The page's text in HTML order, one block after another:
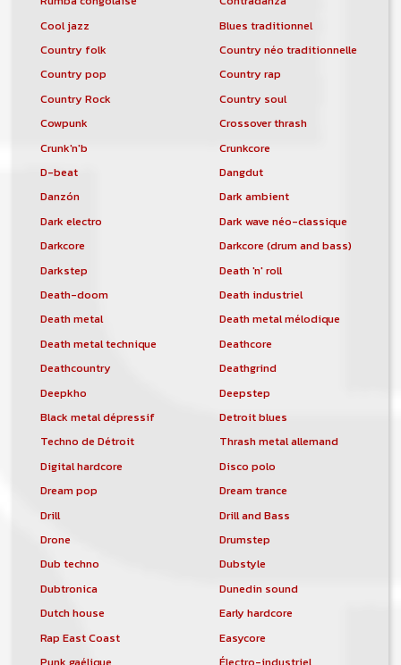
Cool jazz
Blues traditionnel
Country folk
Country néo traditionnelle
Country pop
Country rap
Country Rock
Country soul
Cowpunk
Crossover thrash
Crunk'n'b
Crunkcore
D-beat
Dangdut
Danzón
Dark ambient
Dark electro
Dark wave néo-classique
Darkcore
Darkcore (drum and bass)
Darkstep
Death 'n' roll
Death-doom
Death industriel
Death metal
Death metal mélodique
Death metal technique
Deathcore
Deathcountry
Deathgrind
Deepkho
Deepstep
Black metal dépressif
Detroit blues
Techno de Détroit
Thrash metal allemand
Digital hardcore
Disco polo
Dream pop
Dream trance
Drill
Drill and Bass
Drone
Drumstep
Dub techno
Dubstyle
Dubtronica
Dunedin sound
Dutch house
Early hardcore
Rap East Coast
Easycore